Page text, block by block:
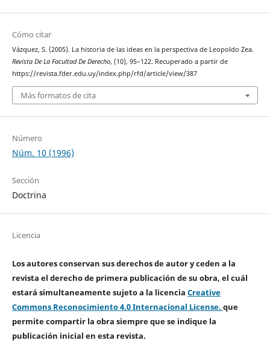
Cómo citar
Vázquez, S. (2005). La historia de las ideas en la perspectiva de Leopoldo Zea.
Revista De La Facultad De Derecho, (10), 95–122. Recuperado a partir de
https://revista.fder.edu.uy/index.php/rfd/article/view/387
Más formatos de cita
Número
Núm. 10 (1996)
Sección
Doctrina
Licencia
Los autores conservan sus derechos de autor y ceden a la
revista el derecho de primera publicación de su obra, el cuál
estará simultaneamente sujeto a la licencia Creative
Commons Reconocimiento 4.0 Internacional License. que
permite compartir la obra siempre que se indique la
publicación inicial en esta revista.